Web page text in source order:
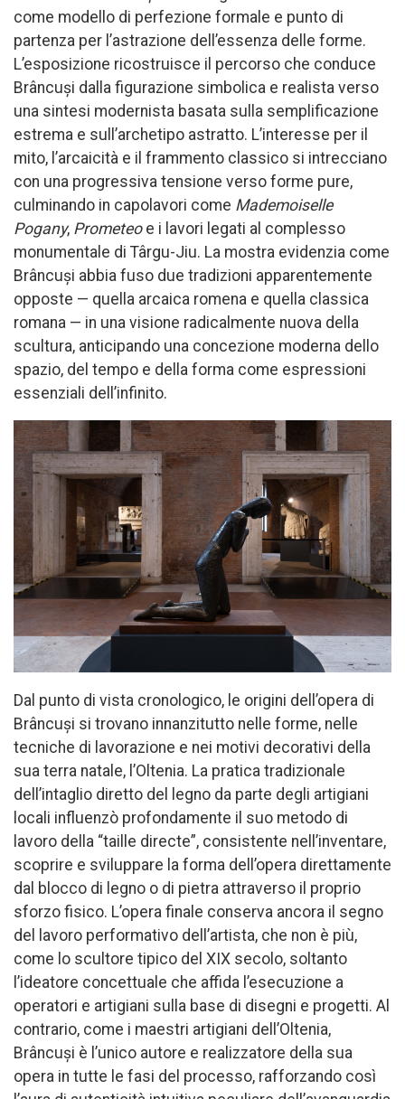
come modello di perfezione formale e punto di
partenza per l’astrazione dell’essenza delle forme.
L’esposizione ricostruisce il percorso che conduce
Brâncuși dalla figurazione simbolica e realista verso
una sintesi modernista basata sulla semplificazione
estrema e sull’archetipo astratto. L’interesse per il
mito, l’arcaicità e il frammento classico si intrecciano
con una progressiva tensione verso forme pure,
culminando in capolavori come Mademoiselle
Pogany, Prometeo e i lavori legati al complesso
monumentale di Târgu-Jiu. La mostra evidenzia come
Brâncuși abbia fuso due tradizioni apparentemente
opposte — quella arcaica romena e quella classica
romana — in una visione radicalmente nuova della
scultura, anticipando una concezione moderna dello
spazio, del tempo e della forma come espressioni
essenziali dell’infinito.
Dal punto di vista cronologico, le origini dell’opera di
Brâncuși si trovano innanzitutto nelle forme, nelle
tecniche di lavorazione e nei motivi decorativi della
sua terra natale, l’Oltenia. La pratica tradizionale
dell’intaglio diretto del legno da parte degli artigiani
locali influenzò profondamente il suo metodo di
lavoro della “taille directe”, consistente nell’inventare,
scoprire e sviluppare la forma dell’opera direttamente
dal blocco di legno o di pietra attraverso il proprio
sforzo fisico. L’opera finale conserva ancora il segno
del lavoro performativo dell’artista, che non è più,
come lo scultore tipico del XIX secolo, soltanto
l’ideatore concettuale che affida l’esecuzione a
operatori e artigiani sulla base di disegni e progetti. Al
contrario, come i maestri artigiani dell’Oltenia,
Brâncuși è l’unico autore e realizzatore della sua
opera in tutte le fasi del processo, rafforzando così